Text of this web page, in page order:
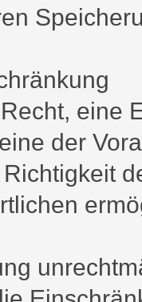
eine
der